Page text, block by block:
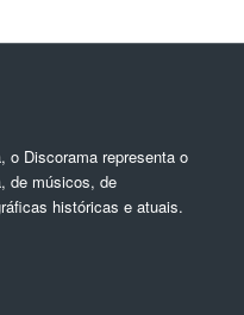
o Discorama representa o
de músicos, de
históricas e atuais.